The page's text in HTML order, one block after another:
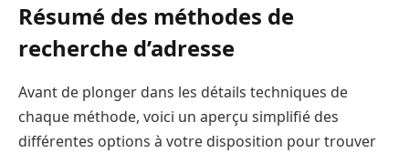
Résumé des méthodes de
recherche d’adresse
Avant de plonger dans les détails techniques de
chaque méthode, voici un aperçu simplifié des
différentes options à votre disposition pour trouver